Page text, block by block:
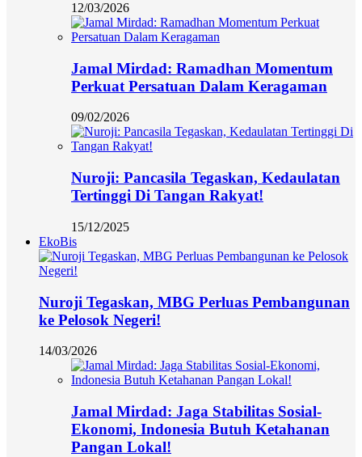
12/03/2026
Jamal Mirdad: Ramadhan Momentum
Perkuat Persatuan Dalam Keragaman
09/02/2026
Nuroji: Pancasila Tegaskan, Kedaulatan
Tertinggi Di Tangan Rakyat!
15/12/2025
EkoBis
Nuroji Tegaskan, MBG Perluas Pembangunan
ke Pelosok Negeri!
14/03/2026
Jamal Mirdad: Jaga Stabilitas Sosial-
Ekonomi, Indonesia Butuh Ketahanan
Pangan Lokal!